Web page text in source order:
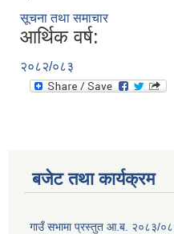
सूचना तथा समाचार
आर्थिक वर्ष:
२०८२/०८३
बजेट तथा कार्यक्रम
गाउँ सभामा प्रस्तुत आ.ब. २०८३/